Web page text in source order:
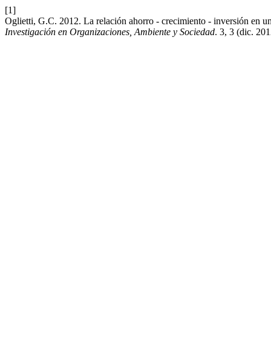
[1]
Oglietti, G.C. 2012. La relación ahorro - crecimiento - inversión en
Investigación en Organizaciones, Ambiente y Sociedad. 3, 3 (dic.